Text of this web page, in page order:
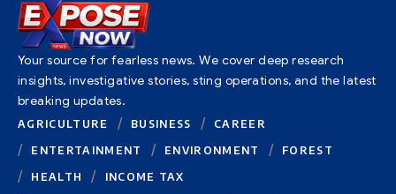
Your source for fearless news. We cover deep research
insights, investigative stories, sting operations, and the latest
breaking updates.
AGRICULTURE BUSINESS
CAREER
ENTERTAINMENT
ENVIRONMENT
FOREST
HEALTH
INCOME TAX